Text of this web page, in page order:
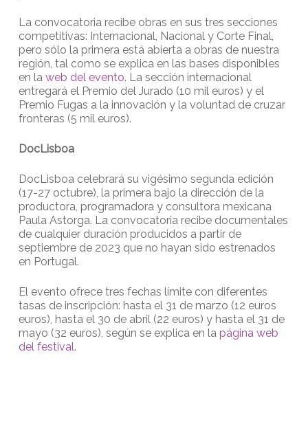
La convocatoria recibe obras en sus tres secciones
competitivas: Internacional, Nacional y Corte Final,
pero sólo la primera está abierta a obras de nuestra
región, tal como se explica en las bases disponibles
en la web del evento. La sección internacional
entregará el Premio del Jurado (10 mil euros) y el
Premio Fugas a la innovación y la voluntad de cruzar
fronteras (5 mil euros).
DocLisboa
DocLisboa celebrará su vigésimo segunda edición
(17-27 octubre), la primera bajo la dirección de la
productora, programadora y consultora mexicana
Paula Astorga. La convocatoria recibe documentales
de cualquier duración producidos a partir de
septiembre de 2023 que no hayan sido estrenados
en Portugal.
El evento ofrece tres fechas límite con diferentes
tasas de inscripción: hasta el 31 de marzo (12 euros
euros), hasta el 30 de abril (22 euros) y hasta el 31 de
mayo (32 euros), según se explica en la página web
del festival.